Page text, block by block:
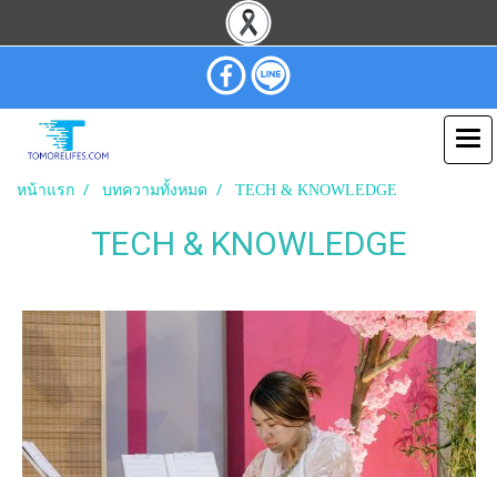
หน้าแรก บทความทั้งหมด TECH & KNOWLEDGE
TECH & KNOWLEDGE